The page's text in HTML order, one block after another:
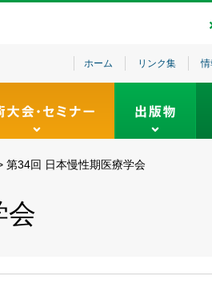
ホーム リンク集 情
第34回 日本慢性期医療学会
会